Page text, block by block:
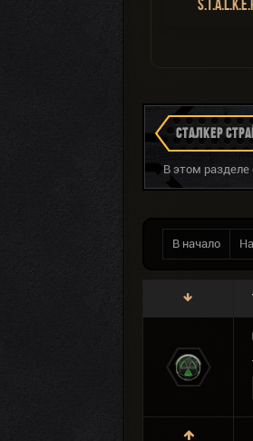
СТАЛКЕР
В этом разделе
В начало